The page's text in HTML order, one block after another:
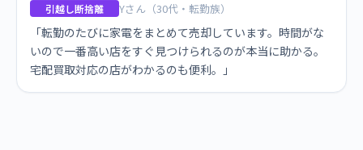
引越し断捨離 Yさん（30代・転勤族）
「転勤のたびに家電をまとめて売却しています。時間がな
いので一番高い店をすぐ見つけられるのが本当に助かる。
宅配買取対応の店がわかるのも便利。」